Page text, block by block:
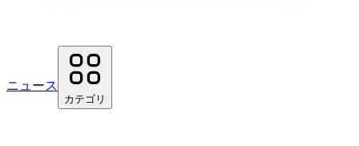
ニュース
カテゴリ